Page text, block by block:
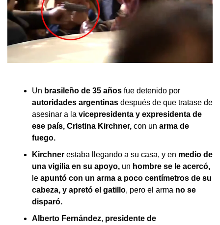
Un brasileño de 35 años fue detenido por
autoridades argentinas después de que tratase de
asesinar a la vicepresidenta y expresidenta de
ese país, Cristina Kirchner, con un arma de
fuego.
Kirchner estaba llegando a su casa, y en medio de
una vigilia en su apoyo, un hombre se le acercó,
le apuntó con un arma a poco centímetros de su
cabeza, y apretó el gatillo, pero el arma no se
disparó.
Alberto Fernández, presidente de